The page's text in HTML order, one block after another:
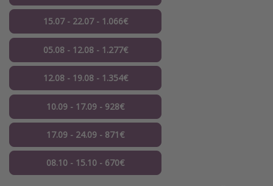
15.07 - 22.07 - 1.066€
05.08 - 12.08 - 1.277€
12.08 - 19.08 - 1.354€
10.09 - 17.09 - 928€
17.09 - 24.09 - 871€
08.10 - 15.10 - 670€